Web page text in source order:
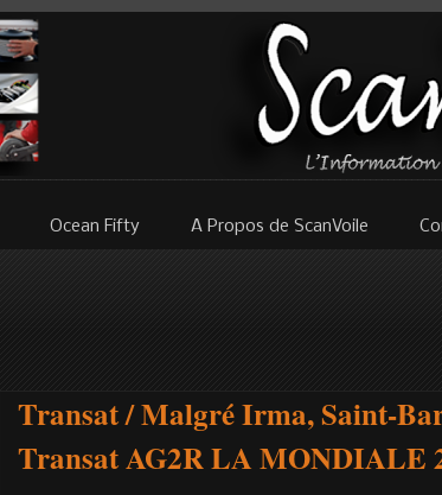
Ocean Fifty A Propos de ScanVoile
Transat / Malgré Irma, Saint-
Transat AG2R LA MONDIALE